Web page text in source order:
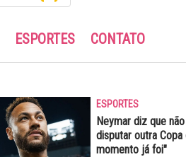
ESPORTES CONTATO
ESPORTES
Neymar diz que
disputar outra
momento já foi"